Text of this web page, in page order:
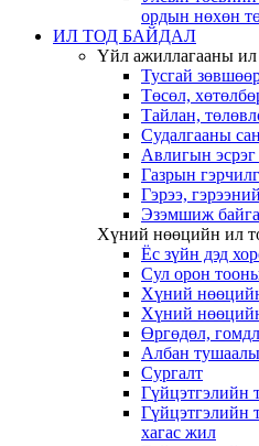
ордын нөхөн
ИЛ ТОД БАЙДАЛ
Үйл ажиллагааны ил
Тусгай
Төсөл,
Тайлан,
Судалгааны
Авлигын эсрэг
Газрын
Гэрээ,
Эзэмшиж
Хүний нөөцийн ил
Ёс зүйн дэд
Сул орон
Хүний
Хүний
Өргөдөл,
Албан
Сургалт
Гүйцэтгэлийн
Гүйцэтгэлийн
хагас жил